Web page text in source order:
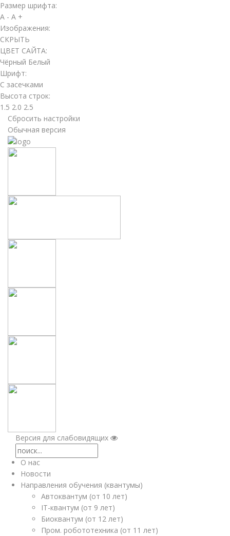
Размер шрифта:
A - A +
Изображения:
СКРЫТЬ
ЦВЕТ САЙТА:
Чёрный Белый
Шрифт:
С засечками
Высота строк:
1.5 2.0 2.5
Сбросить настройки
Обычная версия
Версия для слабовидящих
О нас
Новости
Направления обучения (квантумы)
Автоквантум (от 10 лет)
IT-квантум (от 9 лет)
Биоквантум (от 12 лет)
Пром. робототехника (от 11 лет)